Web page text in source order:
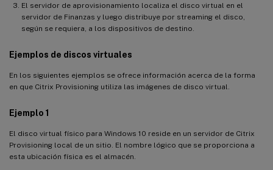
El servidor de aprovisionamiento localiza el disco virtual en el
servidor de Finanzas y luego distribuye por streaming el disco,
según se requiera, a los dispositivos de destino.
Ejemplos de discos virtuales
En los siguientes ejemplos se ofrece información acerca de la forma
en que Citrix Provisioning utiliza las imágenes de disco virtual.
Ejemplo 1
El disco virtual físico para Windows 10 reside en un servidor de Citrix
Provisioning local de un sitio. El nombre lógico que se proporciona a
esta ubicación física es el almacén.